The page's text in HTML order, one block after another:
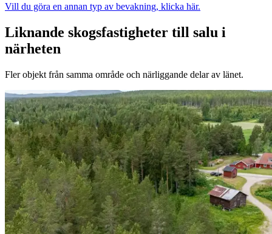
Vill du göra en annan typ av bevakning, klicka här.
Liknande skogsfastigheter till salu i
närheten
Fler objekt från samma område och närliggande delar av länet.